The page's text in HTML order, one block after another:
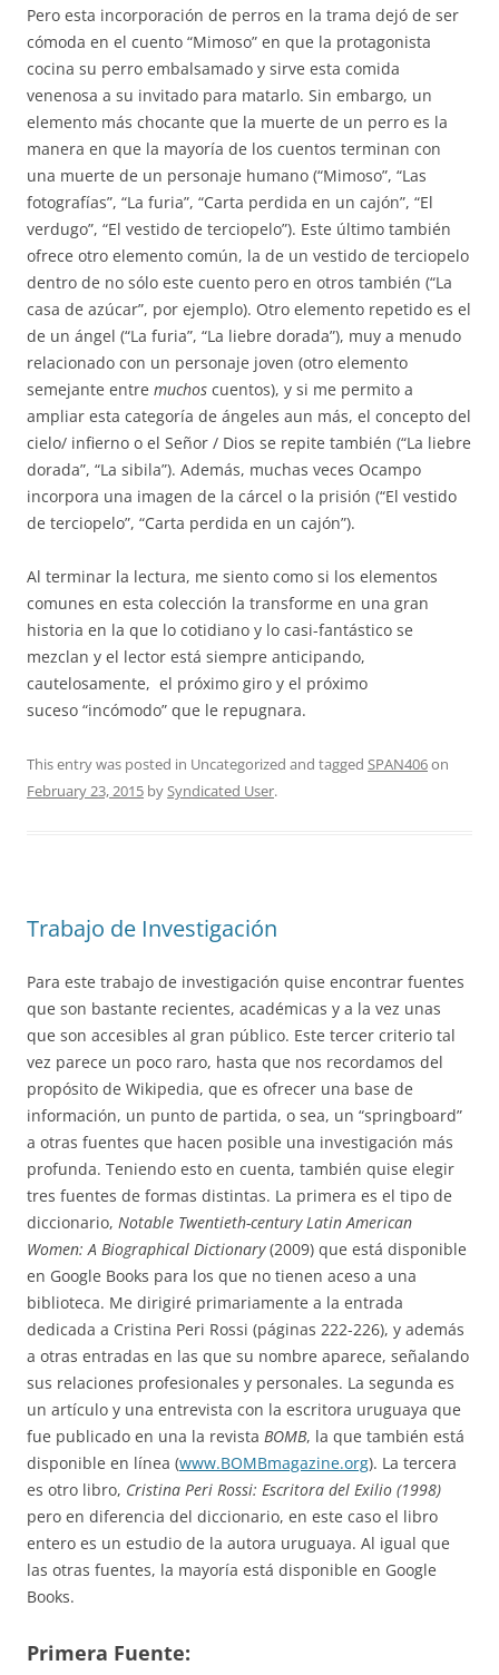
Pero esta incorporación de perros en la trama dejó de ser
cómoda en el cuento “Mimoso” en que la protagonista
cocina su perro embalsamado y sirve esta comida
venenosa a su invitado para matarlo. Sin embargo, un
elemento más chocante que la muerte de un perro es la
manera en que la mayoría de los cuentos terminan con
una muerte de un personaje humano (“Mimoso”, “Las
fotografías”, “La furia”, “Carta perdida en un cajón”, “El
verdugo”, “El vestido de terciopelo”). Este último también
ofrece otro elemento común, la de un vestido de terciopelo
dentro de no sólo este cuento pero en otros también (“La
casa de azúcar”, por ejemplo). Otro elemento repetido es el
de un ángel (“La furia”, “La liebre dorada”), muy a menudo
relacionado con un personaje joven (otro elemento
semejante entre muchos cuentos), y si me permito a
ampliar esta categoría de ángeles aun más, el concepto del
cielo/ infierno o el Señor / Dios se repite también (“La liebre
dorada”, “La sibila”). Además, muchas veces Ocampo
incorpora una imagen de la cárcel o la prisión (“El vestido
de terciopelo”, “Carta perdida en un cajón”).
Al terminar la lectura, me siento como si los elementos
comunes en esta colección la transforme en una gran
historia en la que lo cotidiano y lo casi-fantástico se
mezclan y el lector está siempre anticipando,
cautelosamente, el próximo giro y el próximo
suceso “incómodo” que le repugnara.
This entry was posted in Uncategorized and tagged SPAN406on
February 23, 2015 bySyndicated User.
Trabajo de Investigación
Para este trabajo de investigación quise encontrar fuentes
que son bastante recientes, académicas y a la vez unas
que son accesibles al gran público. Este tercer criterio tal
vez parece un poco raro, hasta que nos recordamos del
propósito de Wikipedia, que es ofrecer una base de
información, un punto de partida, o sea, un “springboard”
a otras fuentes que hacen posible una investigación más
profunda. Teniendo esto en cuenta, también quise elegir
tres fuentes de formas distintas. La primera es el tipo de
diccionario, Notable Twentieth-century Latin American
Women: A Biographical Dictionary(2009) que está disponible
en Google Books para los que no tienen aceso a una
biblioteca. Me dirigiré primariamente a la entrada
dedicada a Cristina Peri Rossi (páginas 222-226), y además
a otras entradas en las que su nombre aparece, señalando
sus relaciones profesionales y personales. La segunda es
un artículo y una entrevista con la escritora uruguaya que
fue publicado en una la revista BOMB, la que también está
disponible en línea (www.BOMBmagazine.org). La tercera
es otro libro, Cristina Peri Rossi: Escritora del Exilio (1998)
pero en diferencia del diccionario, en este caso el libro
entero es un estudio de la autora uruguaya. Al igual que
las otras fuentes, la mayoría está disponible en Google
Books.
Primera Fuente: